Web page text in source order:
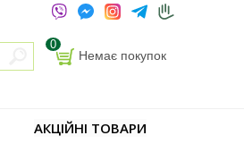
0
Немає покупок
АКЦІЙНІ ТОВАРИ